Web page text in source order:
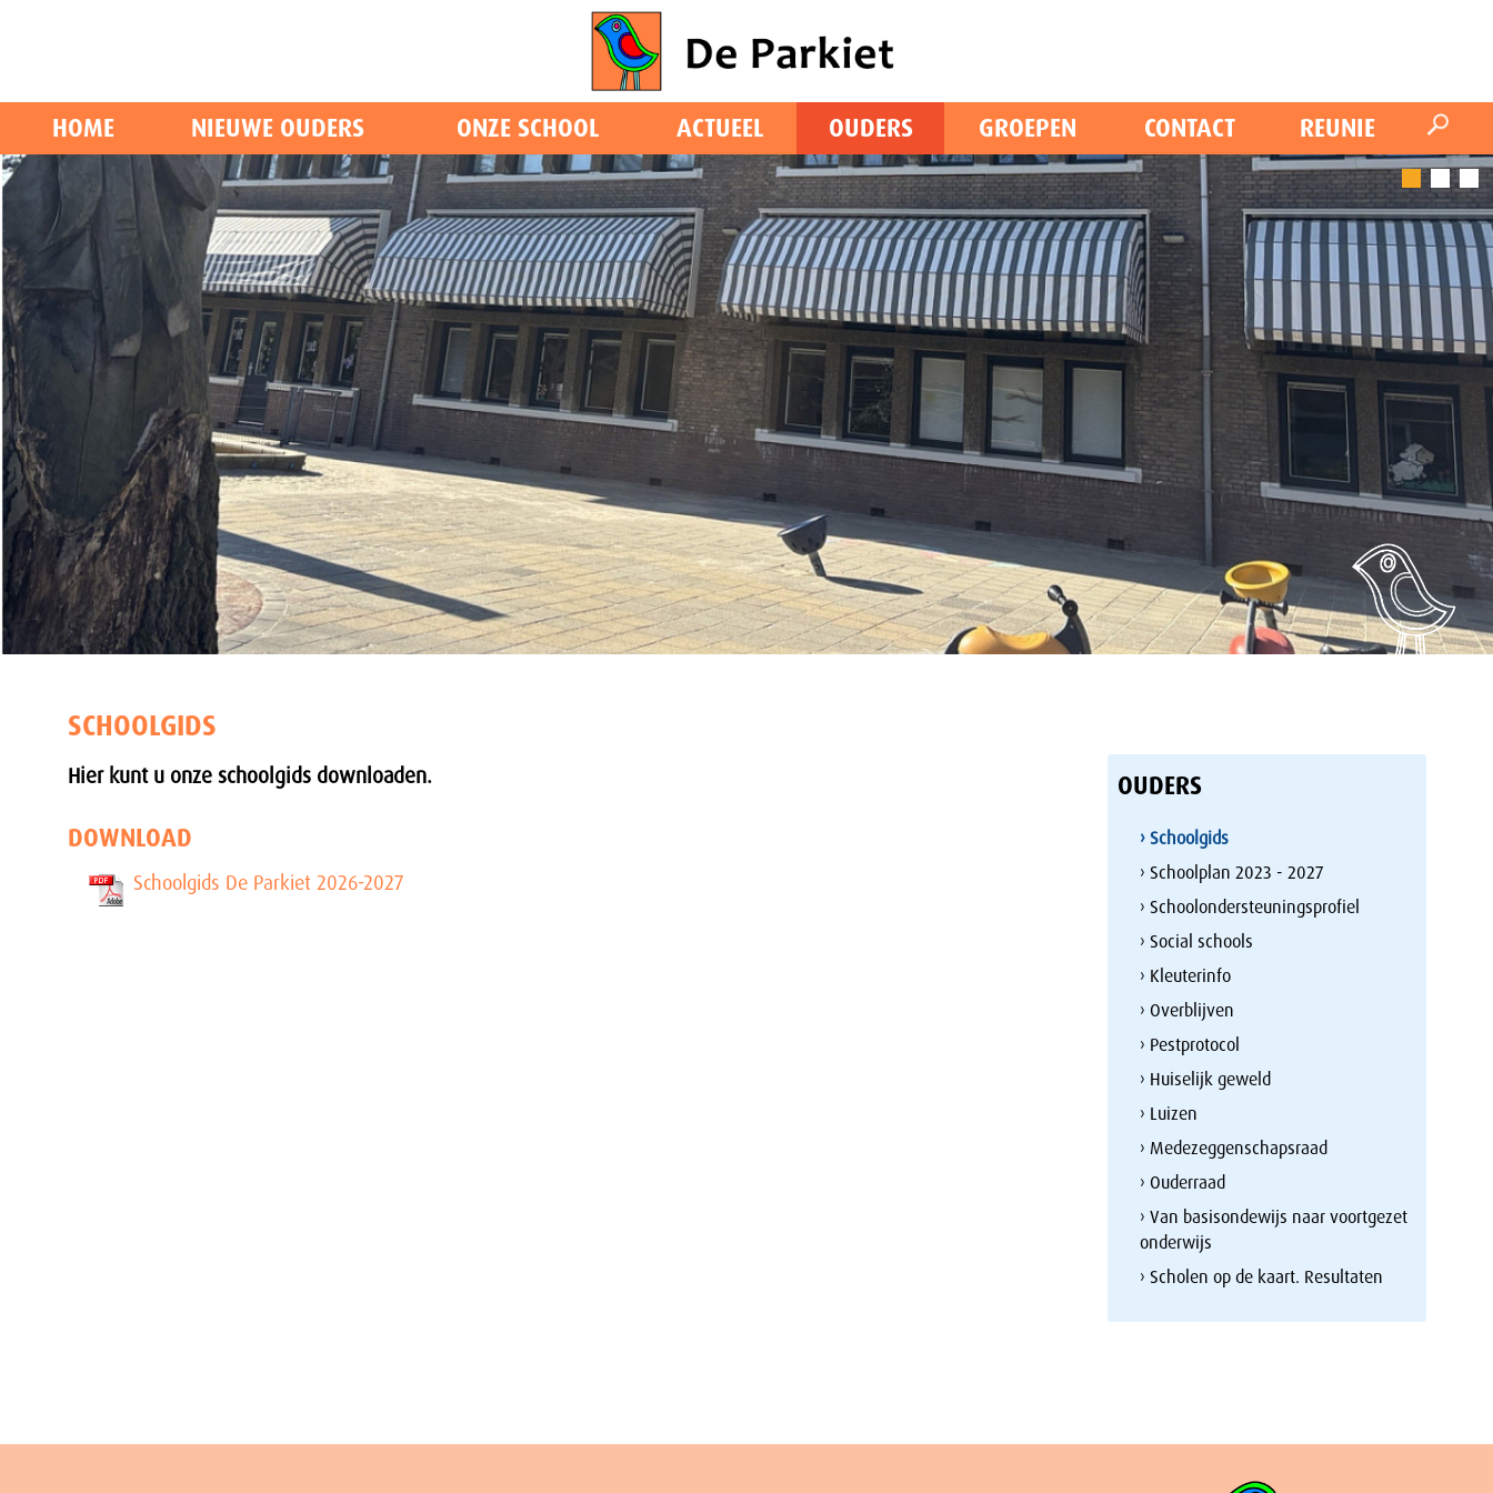
HOME NIEUWE OUDERS ONZE SCHOOL ACTUEEL OUDERS GROEPEN CONTACT REUNIE
SCHOOLGIDS
Hier kunt u onze schoolgids downloaden.
DOWNLOAD
Schoolgids De Parkiet 2026-2027
OUDERS
› Schoolgids
› Schoolplan 2023 - 2027
› Schoolondersteuningsprofiel
› Social schools
› Kleuterinfo
› Overblijven
› Pestprotocol
› Huiselijk geweld
› Luizen
› Medezeggenschapsraad
› Ouderraad
› Van basisondewijs naar voortgezet
onderwijs
› Scholen op de kaart. Resultaten